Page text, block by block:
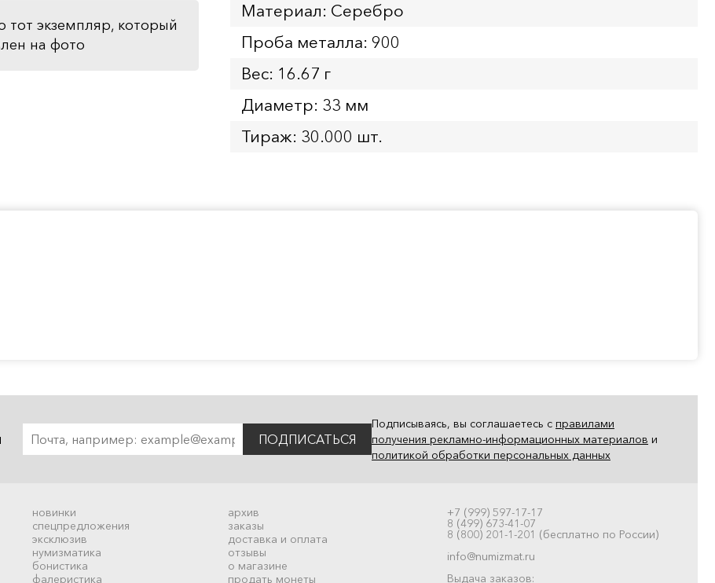
экземпляр, который
на фото
Материал: Серебро
Проба металла: 900
Вес: 16.67 г
Диаметр: 33 мм
Тираж: 30.000 шт.
ПОДПИСАТЬСЯ
Подписываясь, вы соглашаетесь с правилами
получения рекламно-информационных материалов и
политикой обработки персональных данных
новинки
спецпредложения
эксклюзив
нумизматика
бонистика
фалеристика
архив
заказы
доставка и оплата
отзывы
о магазине
продать монеты
+7 (999) 597-17-17
8 (499) 673-41-07
8 (800) 201-1-201 (бесплатно по России)
info@numizmat.ru
Выдача заказов: